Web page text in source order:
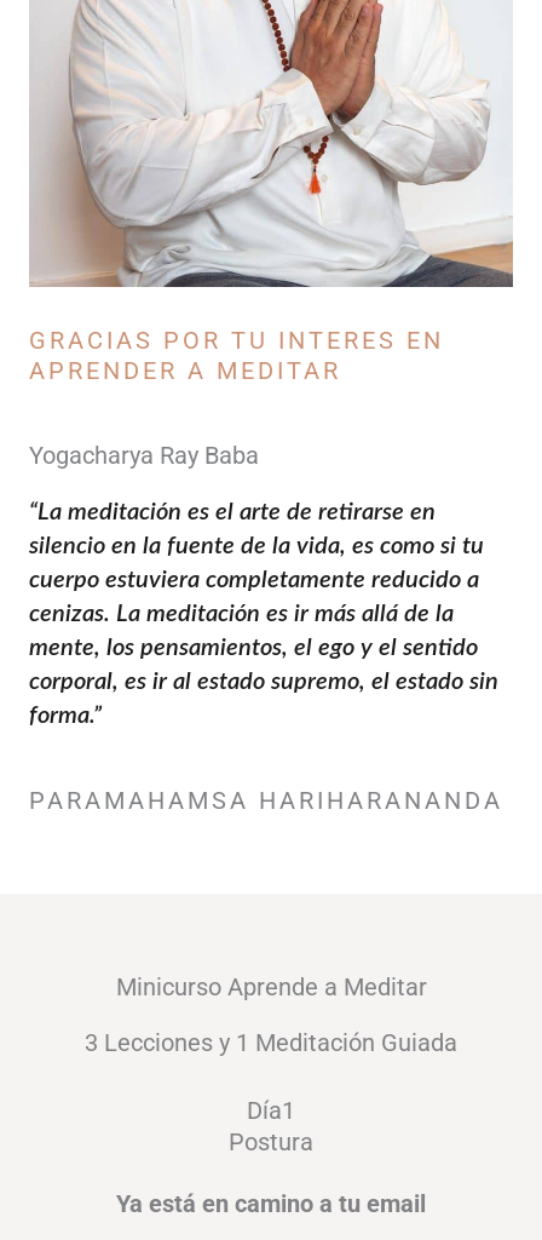
GRACIAS POR TU INTERES EN
APRENDER A MEDITAR
Yogacharya Ray Baba
“La meditación es el arte de retirarse en
silencio en la fuente de la vida, es como si tu
cuerpo estuviera completamente reducido a
cenizas. La meditación es ir más allá de la
mente, los pensamientos, el ego y el sentido
corporal, es ir al estado supremo, el estado sin
forma.”
PARAMAHAMSA HARIHARANANDA
Minicurso Aprende a Meditar
3 Lecciones y 1 Meditación Guiada
Día1
Postura
Ya está en camino a tu email